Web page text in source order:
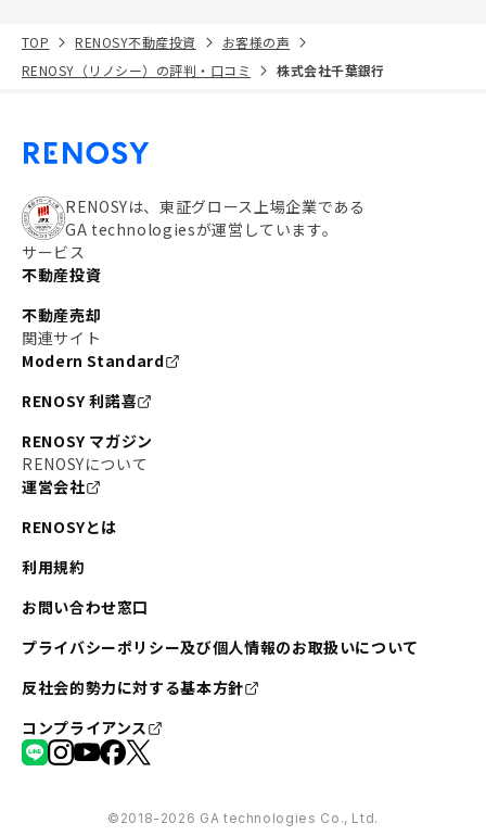
TOP RENOSY不動産投資
お客様の声
RENOSY（リノシー）の評判・口コミ
株式会社千葉銀行
RENOSYは、東証グロース上場企業である
GA technologiesが運営しています。
サービス
不動産投資
不動産売却
関連サイト
Modern Standard
RENOSY 利諾喜
RENOSY マガジン
RENOSYについて
運営会社
RENOSYとは
利用規約
お問い合わせ窓口
プライバシーポリシー及び個人情報のお取扱いについて
反社会的勢力に対する基本方針
コンプライアンス
©︎2018-2026 GA technologies Co., Ltd.